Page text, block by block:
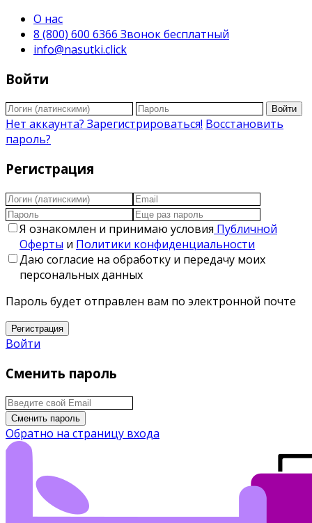
О нас
8 (800) 600 6366 Звонок бесплатный
info@nasutki.click
Войти
Войти
Нет аккаунта? Зарегистрироваться! Восстановить
пароль?
Регистрация
Я ознакомлен и принимаю условия Публичной
Оферты и Политики конфиденциальности
Даю согласие на обработку и передачу моих
персональных данных
Пароль будет отправлен вам по электронной почте
Регистрация
Войти
Сменить пароль
Сменить пароль
Обратно на страницу входа